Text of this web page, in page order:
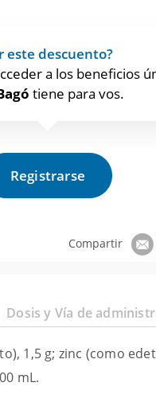
este descuento?
a los beneficios
tiene para vos.
Registrarse
Dosis y Vía de
1,5 g; zinc (como
mL.